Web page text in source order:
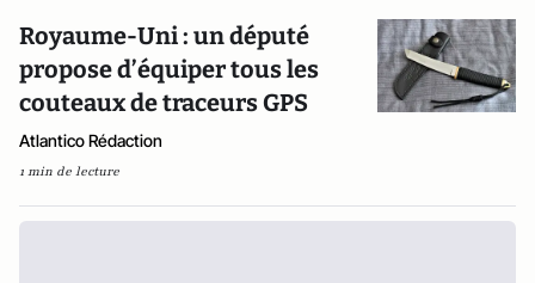
Royaume-Uni : un député
propose d’équiper tous les
couteaux de traceurs GPS
Atlantico Rédaction
1 min de lecture